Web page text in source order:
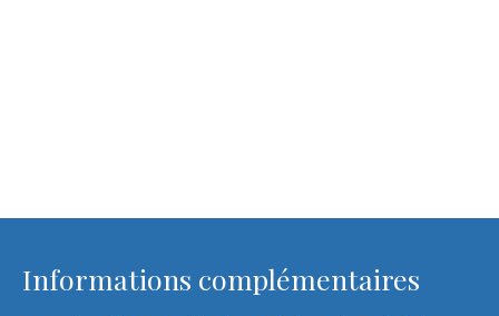
Informations complémentaires